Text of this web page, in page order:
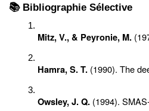
📚 Bibliographie Sélective
Mitz, V., & Peyronie, M.
Hamra, S. T. (1990). The
Owsley, J. Q. (1994).